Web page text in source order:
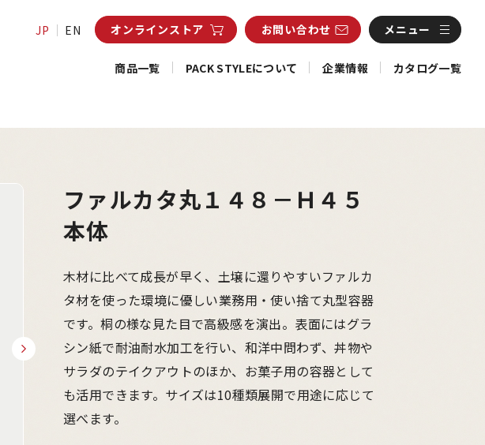
JP EN オンラインストア お問い合わせ メニュー
商品一覧 PACK STYLEについて 企業情報 カタログ一覧
ファルカタ丸１４８－Ｈ４５
本体
木材に比べて成長が早く、土壌に還りやすいファルカ
タ材を使った環境に優しい業務用・使い捨て丸型容器
です。桐の様な見た目で高級感を演出。表面にはグラ
シン紙で耐油耐水加工を行い、和洋中問わず、丼物や
サラダのテイクアウトのほか、お菓子用の容器として
も活用できます。サイズは10種類展開で用途に応じて
選べます。